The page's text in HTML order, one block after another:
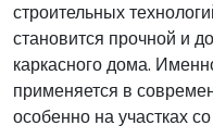
строительных
становится прочной и
каркасного дома.
применяется в
особенно на участках